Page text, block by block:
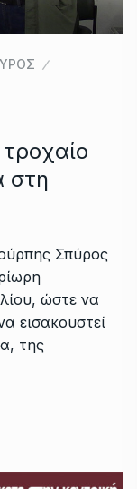
στη
Σπύρος
ώστε να
εισακουστεί
της